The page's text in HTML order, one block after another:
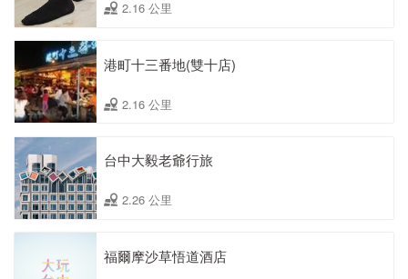
2.16 公里
港町十三番地(雙十店)
2.16 公里
台中大毅老爺行旅
2.26 公里
福爾摩沙草悟道酒店